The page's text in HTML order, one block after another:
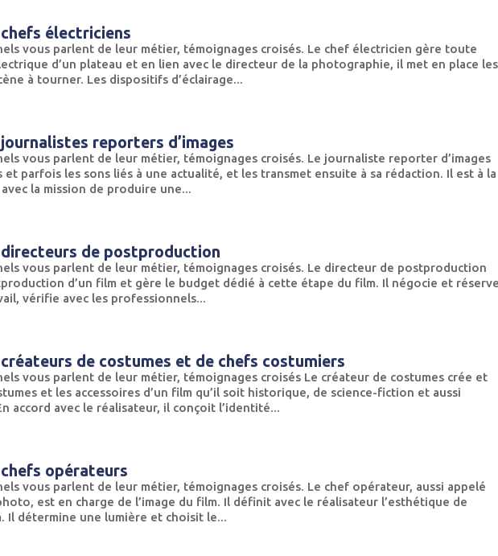
électriciens
vous parlent de leur métier, témoignages croisés. Le chef électricien gère toute
d’un plateau et en lien avec le directeur de la photographie, il met en place les
à tourner. Les dispositifs d’éclairage...
reporters d’images
vous parlent de leur métier, témoignages croisés. Le journaliste reporter d’images
et parfois les sons liés à une actualité, et les transmet ensuite à sa rédaction. Il est à la
la mission de produire une...
de postproduction
vous parlent de leur métier, témoignages croisés. Le directeur de postproduction
d’un film et gère le budget dédié à cette étape du film. Il négocie et réserve
vérifie avec les professionnels...
de costumes et de chefs costumiers
vous parlent de leur métier, témoignages croisés Le créateur de costumes crée et
et les accessoires d’un film qu’il soit historique, de science-fiction et aussi
accord avec le réalisateur, il conçoit l’identité...
opérateurs
vous parlent de leur métier, témoignages croisés. Le chef opérateur, aussi appelé
est en charge de l’image du film. Il définit avec le réalisateur l’esthétique de
Il détermine une lumière et choisit le...